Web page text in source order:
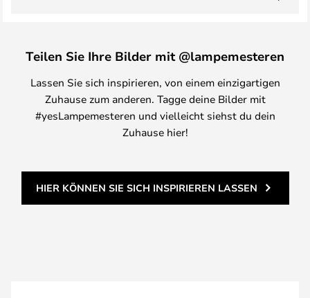
Teilen Sie Ihre Bilder mit @lampemesteren
Lassen Sie sich inspirieren, von einem einzigartigen
Zuhause zum anderen. Tagge deine Bilder mit
#yesLampemesteren und vielleicht siehst du dein
Zuhause hier!
HIER KÖNNEN SIE SICH INSPIRIEREN LASSEN